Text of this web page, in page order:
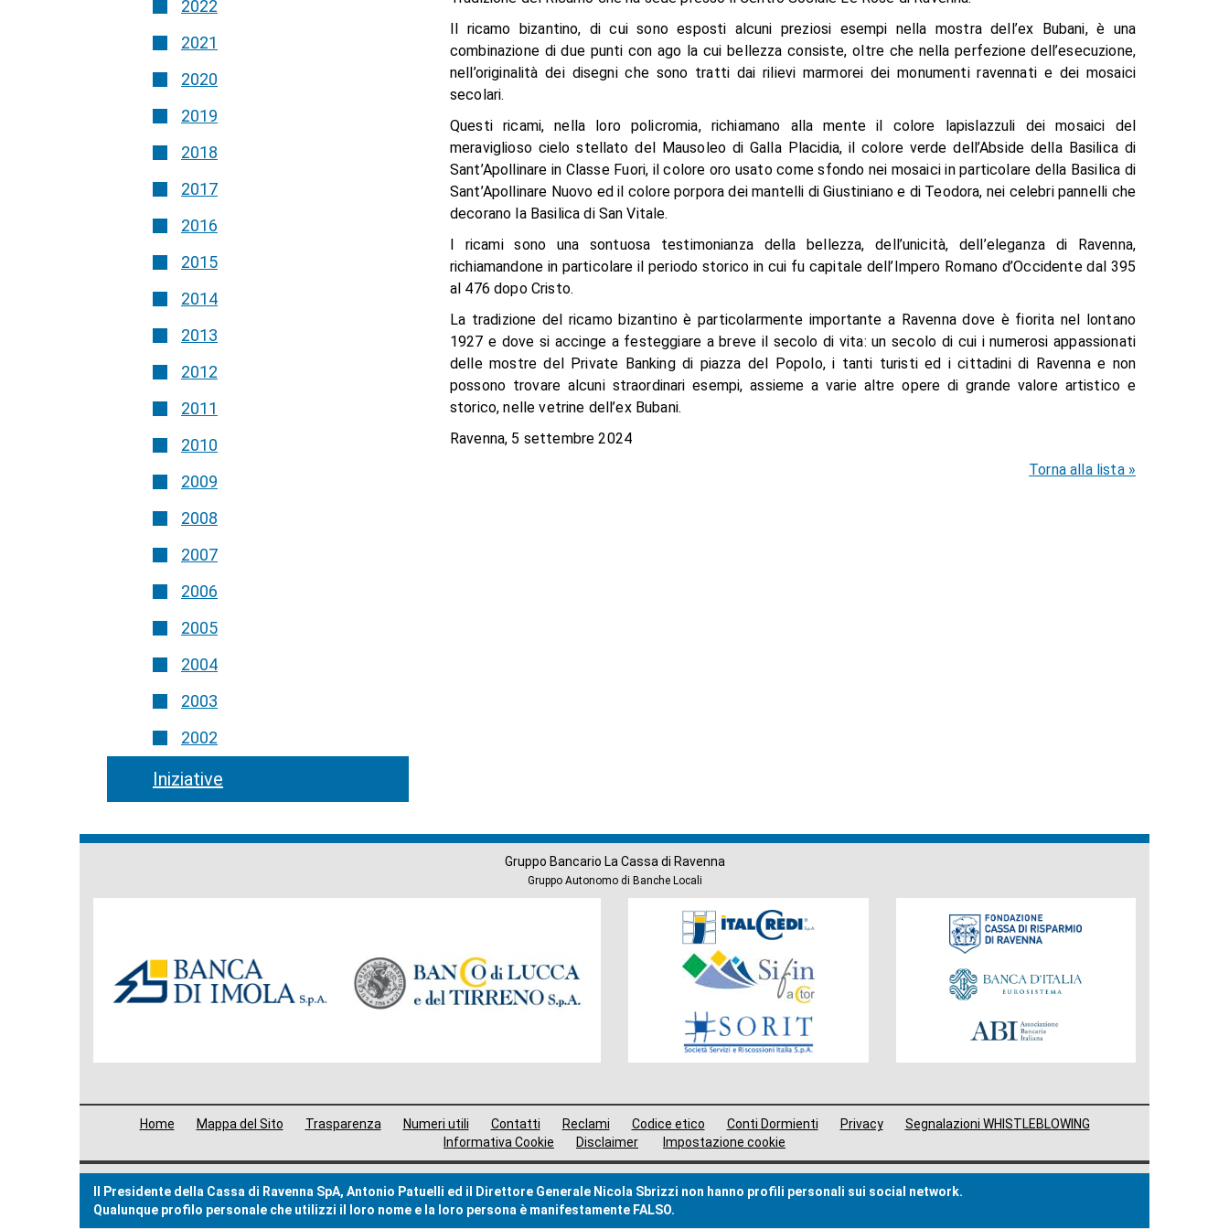
2022
2021
2020
2019
2018
2017
2016
2015
2014
2013
2012
2011
2010
2009
2008
2007
2006
2005
2004
2003
2002
Iniziative
Il ricamo bizantino, di cui sono esposti alcuni preziosi esempi nella mostra dell’ex Bubani, è una
combinazione di due punti con ago la cui bellezza consiste, oltre che nella perfezione dell’esecuzione,
nell’originalità dei disegni che sono tratti dai rilievi marmorei dei monumenti ravennati e dei mosaici
secolari.
Questi ricami, nella loro policromia, richiamano alla mente il colore lapislazzuli dei mosaici del
meraviglioso cielo stellato del Mausoleo di Galla Placidia, il colore verde dell’Abside della Basilica di
Sant’Apollinare in Classe Fuori, il colore oro usato come sfondo nei mosaici in particolare della Basilica di
Sant’Apollinare Nuovo ed il colore porpora dei mantelli di Giustiniano e di Teodora, nei celebri pannelli che
decorano la Basilica di San Vitale.
I ricami sono una sontuosa testimonianza della bellezza, dell’unicità, dell’eleganza di Ravenna,
richiamandone in particolare il periodo storico in cui fu capitale dell’Impero Romano d’Occidente dal 395
al 476 dopo Cristo.
La tradizione del ricamo bizantino è particolarmente importante a Ravenna dove è fiorita nel lontano
1927 e dove si accinge a festeggiare a breve il secolo di vita: un secolo di cui i numerosi appassionati
delle mostre del Private Banking di piazza del Popolo, i tanti turisti ed i cittadini di Ravenna e non
possono trovare alcuni straordinari esempi, assieme a varie altre opere di grande valore artistico e
storico, nelle vetrine dell’ex Bubani.
Ravenna, 5 settembre 2024
Torna alla lista »
Gruppo Bancario La Cassa di Ravenna
Gruppo Autonomo di Banche Locali
Gruppo
Società
Gruppo
Fondazione
Menù
navigazione
footer
Home Mappa del Sito Trasparenza Numeri utili Contatti Reclami Codice etico Conti Dormienti Privacy
Segnalazioni WHISTLEBLOWING
Informativa Cookie
Disclaimer Impostazione cookie
Il Presidente della Cassa di Ravenna SpA, Antonio Patuelli ed il Direttore Generale Nicola Sbrizzi non hanno profili personali sui social network.
Qualunque profilo personale che utilizzi il loro nome e la loro persona è manifestamente FALSO.